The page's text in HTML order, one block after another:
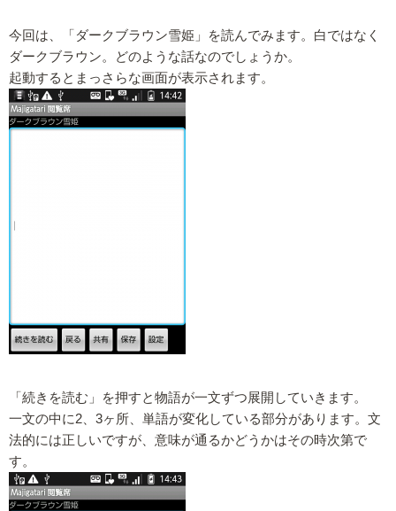
今回は、「ダークブラウン雪姫」を読んでみます。白ではなく
ダークブラウン。どのような話なのでしょうか。
起動するとまっさらな画面が表示されます。
「続きを読む」を押すと物語が一文ずつ展開していきます。
一文の中に2、3ヶ所、単語が変化している部分があります。文
法的には正しいですが、意味が通るかどうかはその時次第で
す。